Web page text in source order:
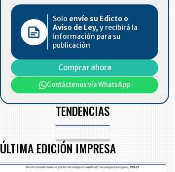
Solo envíe su Edicto o
Aviso de Ley, y recibirá la
información para su
publicación
Comprar ahora
Contáctenos vía WhatsApp
TENDENCIAS
ÚLTIMA EDICIÓN IMPRESA